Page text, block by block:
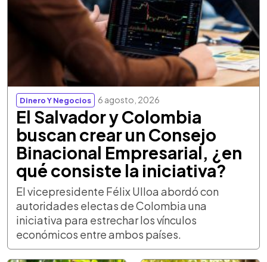
Dinero Y Negocios 6 agosto, 2026
El Salvador y Colombia
buscan crear un Consejo
Binacional Empresarial, ¿en
qué consiste la iniciativa?
El vicepresidente Félix Ulloa abordó con
autoridades electas de Colombia una
iniciativa para estrechar los vínculos
económicos entre ambos países.